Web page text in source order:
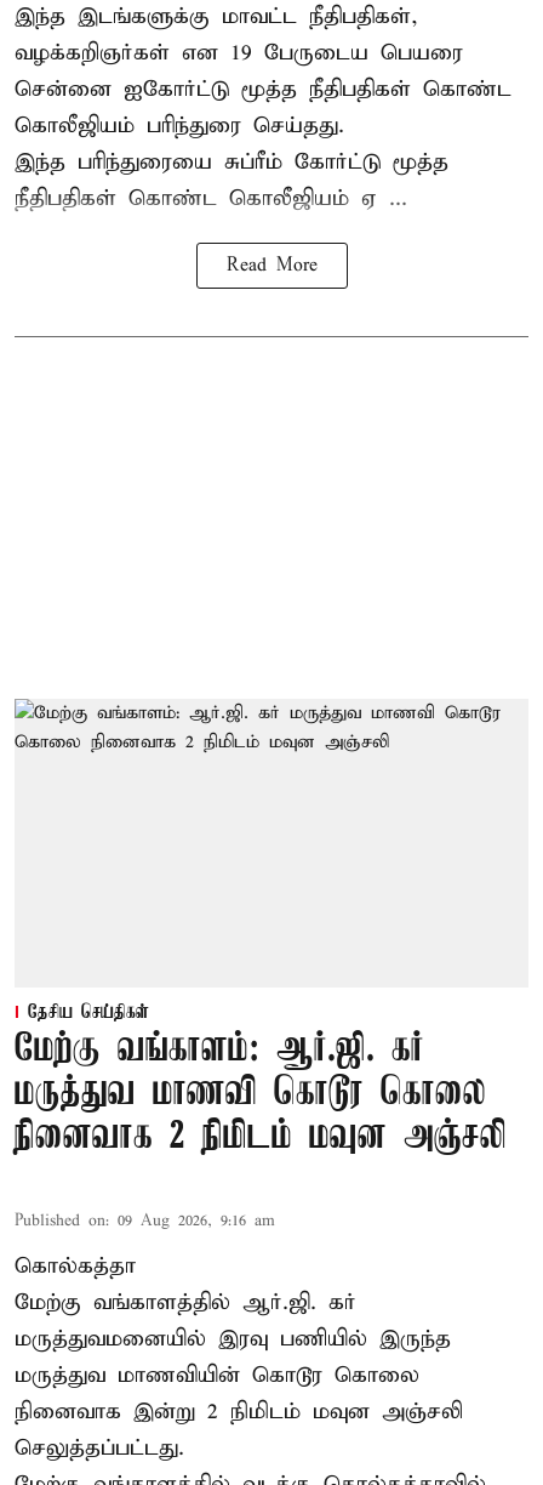
இந்த இடங்களுக்கு மாவட்ட நீதிபதிகள்,
வழக்கறிஞர்கள் என 19 பேருடைய பெயரை
சென்னை ஐகோர்ட்டு மூத்த நீதிபதிகள் கொண்ட
கொலீஜியம் பரிந்துரை செய்தது.
இந்த பரிந்துரையை சுப்ரீம் கோர்ட்டு மூத்த
நீதிபதிகள் கொண்ட கொலீஜியம் ஏ ...
Read More
தேசிய செய்திகள்
மேற்கு வங்காளம்: ஆர்.ஜி. கர்
மருத்துவ மாணவி கொடூர கொலை
நினைவாக 2 நிமிடம் மவுன அஞ்சலி
Published on: 09 Aug 2026, 9:16 am
கொல்கத்தா
மேற்கு வங்காளத்தில் ஆர்.ஜி. கர்
மருத்துவமனையில் இரவு பணியில் இருந்த
மருத்துவ மாணவியின் கொடூர கொலை
நினைவாக இன்று 2 நிமிடம் மவுன அஞ்சலி
செலுத்தப்பட்டது.